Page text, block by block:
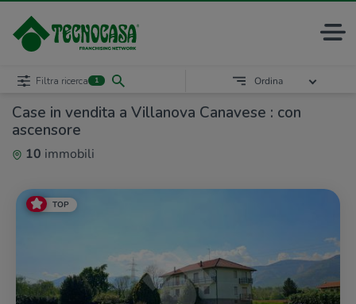
Case in vendita a Villanova Canavese : con
ascensore
10 immobili
Filtra ricerca 1 Ordina
TOP